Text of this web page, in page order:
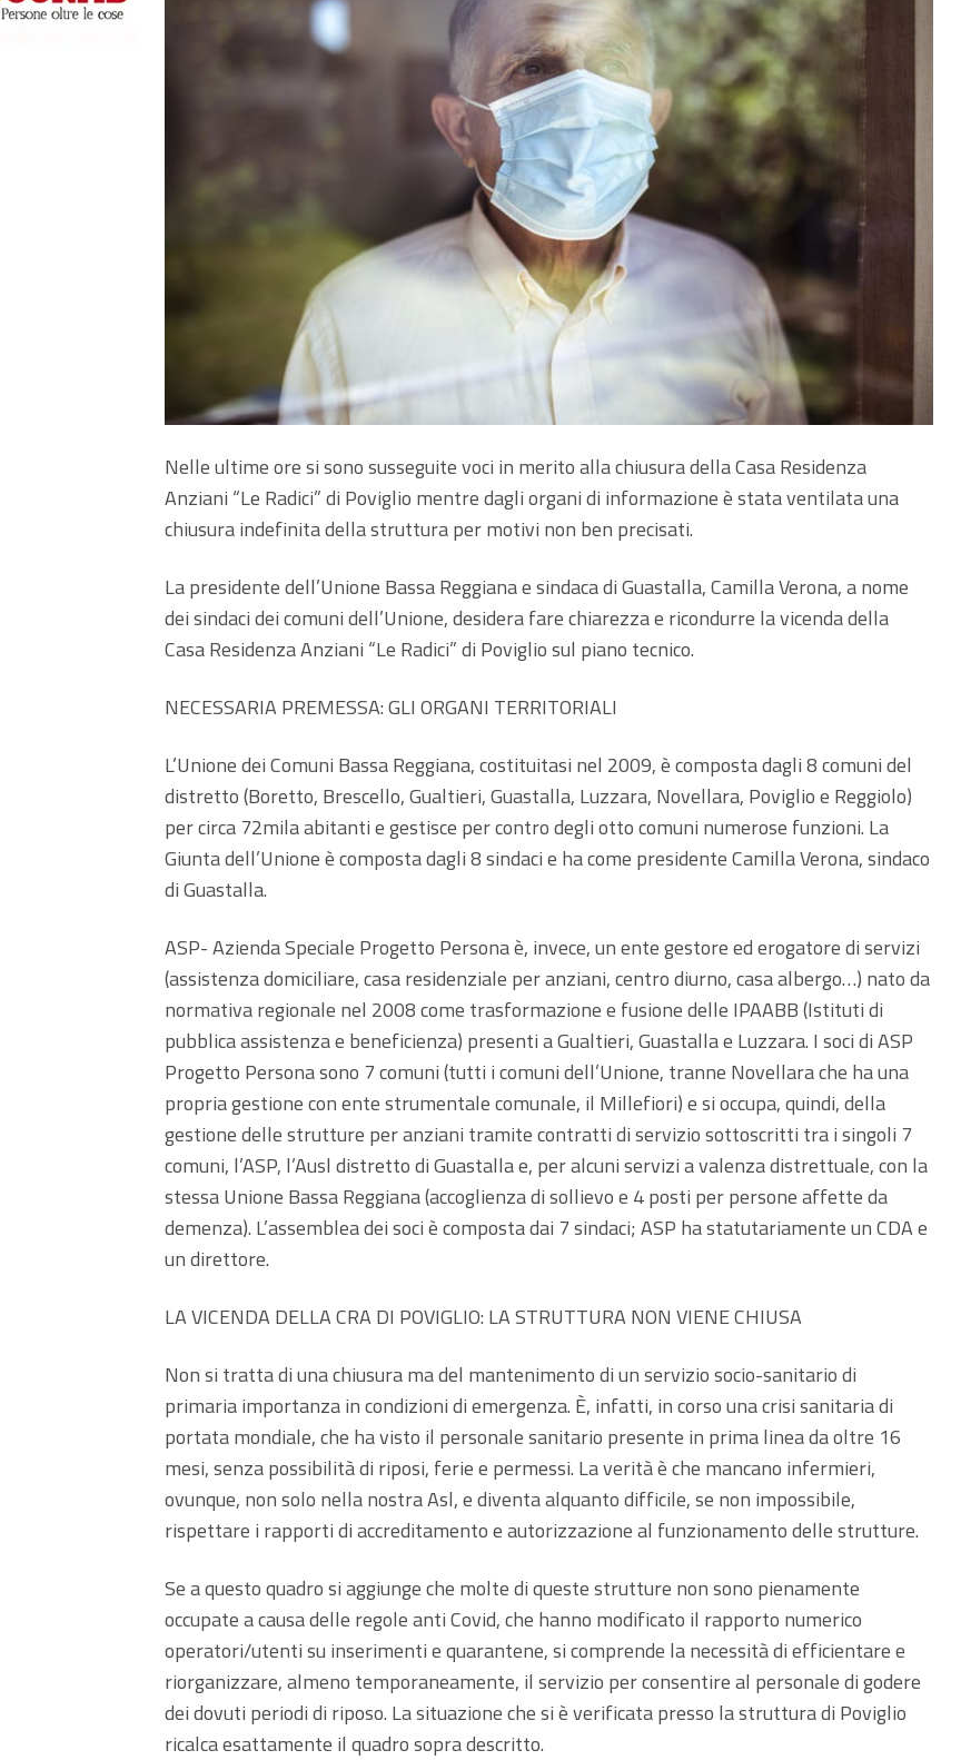
Nelle ultime ore si sono susseguite voci in merito alla chiusura della Casa Residenza
Anziani “Le Radici” di Poviglio mentre dagli organi di informazione è stata ventilata una
chiusura indefinita della struttura per motivi non ben precisati.
La presidente dell’Unione Bassa Reggiana e sindaca di Guastalla, Camilla Verona, a nome
dei sindaci dei comuni dell’Unione, desidera fare chiarezza e ricondurre la vicenda della
Casa Residenza Anziani “Le Radici” di Poviglio sul piano tecnico.
NECESSARIA PREMESSA: GLI ORGANI TERRITORIALI
L’Unione dei Comuni Bassa Reggiana, costituitasi nel 2009, è composta dagli 8 comuni del
distretto (Boretto, Brescello, Gualtieri, Guastalla, Luzzara, Novellara, Poviglio e Reggiolo)
per circa 72mila abitanti e gestisce per contro degli otto comuni numerose funzioni. La
Giunta dell’Unione è composta dagli 8 sindaci e ha come presidente Camilla Verona, sindaco
di Guastalla.
ASP- Azienda Speciale Progetto Persona è, invece, un ente gestore ed erogatore di servizi
(assistenza domiciliare, casa residenziale per anziani, centro diurno, casa albergo…) nato da
normativa regionale nel 2008 come trasformazione e fusione delle IPAABB (Istituti di
pubblica assistenza e beneficienza) presenti a Gualtieri, Guastalla e Luzzara. I soci di ASP
Progetto Persona sono 7 comuni (tutti i comuni dell’Unione, tranne Novellara che ha una
propria gestione con ente strumentale comunale, il Millefiori) e si occupa, quindi, della
gestione delle strutture per anziani tramite contratti di servizio sottoscritti tra i singoli 7
comuni, l’ASP, l’Ausl distretto di Guastalla e, per alcuni servizi a valenza distrettuale, con la
stessa Unione Bassa Reggiana (accoglienza di sollievo e 4 posti per persone affette da
demenza). L’assemblea dei soci è composta dai 7 sindaci; ASP ha statutariamente un CDA e
un direttore.
LA VICENDA DELLA CRA DI POVIGLIO: LA STRUTTURA NON VIENE CHIUSA
Non si tratta di una chiusura ma del mantenimento di un servizio socio-sanitario di
primaria importanza in condizioni di emergenza. È, infatti, in corso una crisi sanitaria di
portata mondiale, che ha visto il personale sanitario presente in prima linea da oltre 16
mesi, senza possibilità di riposi, ferie e permessi. La verità è che mancano infermieri,
ovunque, non solo nella nostra Asl, e diventa alquanto difficile, se non impossibile,
rispettare i rapporti di accreditamento e autorizzazione al funzionamento delle strutture.
Se a questo quadro si aggiunge che molte di queste strutture non sono pienamente
occupate a causa delle regole anti Covid, che hanno modificato il rapporto numerico
operatori/utenti su inserimenti e quarantene, si comprende la necessità di efficientare e
riorganizzare, almeno temporaneamente, il servizio per consentire al personale di godere
dei dovuti periodi di riposo. La situazione che si è verificata presso la struttura di Poviglio
ricalca esattamente il quadro sopra descritto.